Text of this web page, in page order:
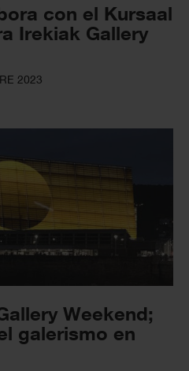
con el Kursaal
Irekiak Gallery
2023
Weekend;
galerismo en